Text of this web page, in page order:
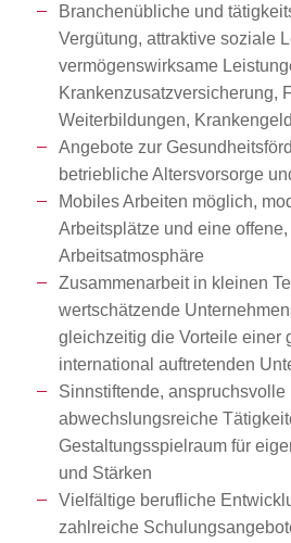
Branchenübliche und
Vergütung, attraktive soziale
vermögenswirksame
Krankenzusatzversicherung,
Weiterbildungen,
Angebote zur
betriebliche Altersvorsorge
Mobiles Arbeiten möglich,
Arbeitsplätze und eine
Arbeitsatmosphäre
Zusammenarbeit in kleinen
wertschätzende
gleichzeitig die Vorteile einer
international auftretenden
Sinnstiftende, anspruchsvolle
abwechslungsreiche
Gestaltungsspielraum für
und Stärken
Vielfältige berufliche
zahlreiche